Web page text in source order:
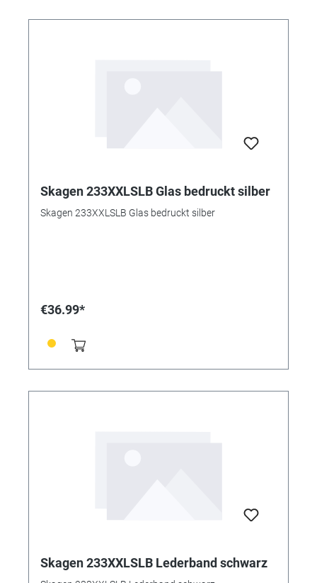
Skagen 233XXLSLB Glas bedruckt silber
Skagen 233XXLSLB Glas bedruckt silber
€36.99*
Skagen 233XXLSLB Lederband schwarz